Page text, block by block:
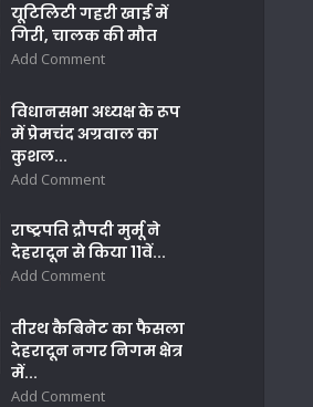
यूटिलिटी गहरी खाई में
गिरी, चालक की मौत
Add Comment
विधानसभा अध्यक्ष के रूप
में प्रेमचंद अग्रवाल का
कुशल...
Add Comment
राष्ट्रपति द्रौपदी मुर्मू ने
देहरादून से किया 11वें...
Add Comment
तीरथ कैबिनेट का फैसला
देहरादून नगर निगम क्षेत्र
में...
Add Comment